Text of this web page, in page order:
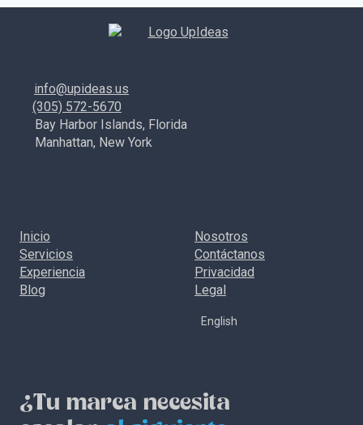
info@upideas.us
(305) 572-5670
Bay Harbor Islands, Florida
Manhattan, New York
Inicio
Servicios
Experiencia
Blog
Nosotros
Contáctanos
Privacidad
Legal
English
¿Tu marca necesita